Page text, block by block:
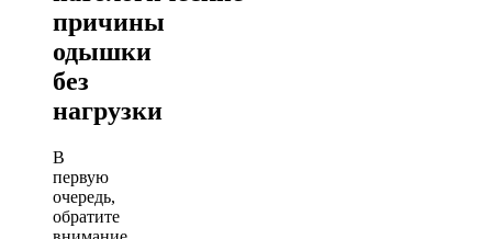
причины
одышки
без
нагрузки
В
первую
очередь,
обратите